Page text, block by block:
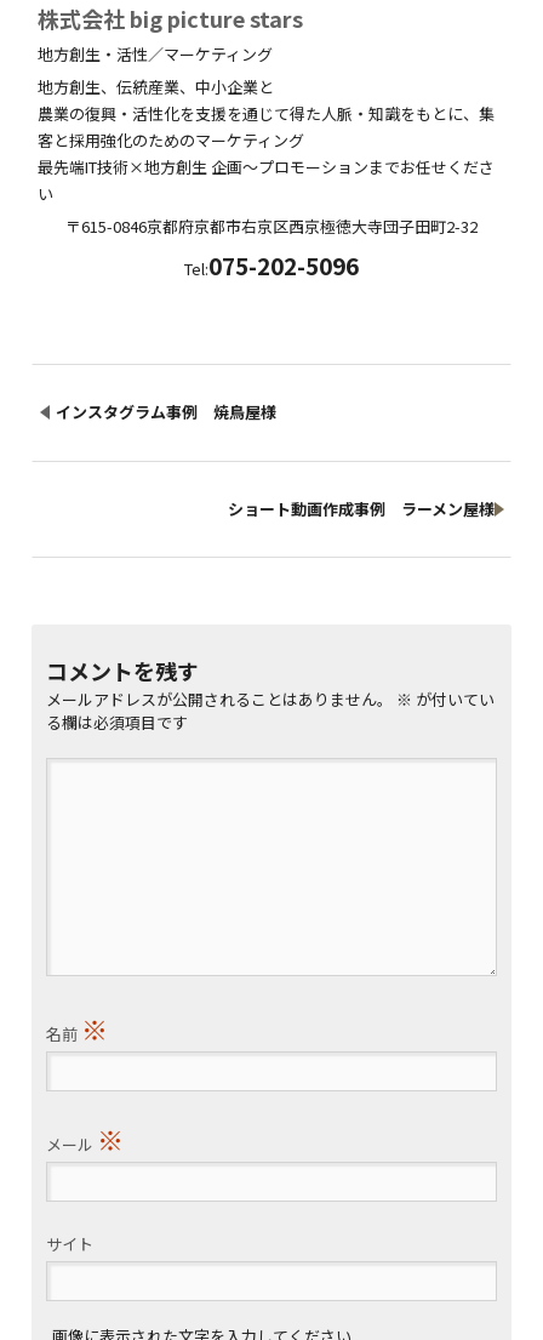
株式会社 big picture stars
地方創生・活性／マーケティング
地方創生、伝統産業、中小企業と
農業の復興・活性化を支援を通じて得た人脈・知識をもとに、集
客と採用強化のためのマーケティング
最先端IT技術×地方創生 企画～プロモーションまでお任せくださ
い
〒615-0846京都府京都市右京区西京極徳大寺団子田町2-32
Tel:075-202-5096
インスタグラム事例 焼鳥屋様
ショート動画作成事例 ラーメン屋様
コメントを残す
メールアドレスが公開されることはありません。 ※ が付いてい
る欄は必須項目です
名前 ※
メール ※
サイト